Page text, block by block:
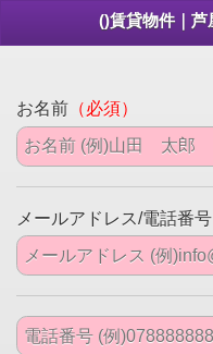
お名前 （必須）
メールアドレス/電話番号